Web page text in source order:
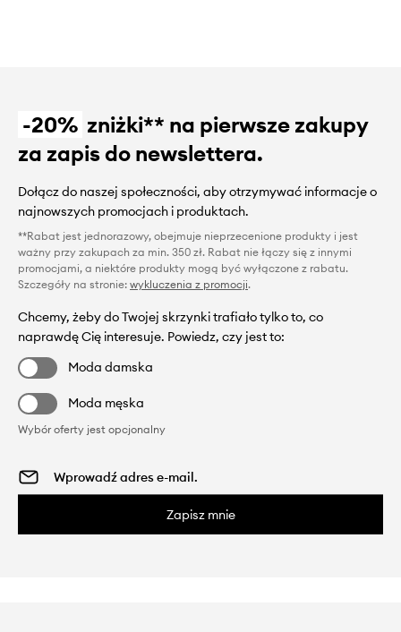
-20% zniżki** na pierwsze zakupy
za zapis do newslettera.
Dołącz do naszej społeczności, aby otrzymywać informacje o
najnowszych promocjach i produktach.
**Rabat jest jednorazowy, obejmuje nieprzecenione produkty i jest
ważny przy zakupach za min. 350 zł. Rabat nie łączy się z innymi
promocjami, a niektóre produkty mogą być wyłączone z rabatu.
Szczegóły na stronie: wykluczenia z promocji.
Chcemy, żeby do Twojej skrzynki trafiało tylko to, co
naprawdę Cię interesuje. Powiedz, czy jest to:
Moda damska
Moda męska
Wybór oferty jest opcjonalny
Zapisz mnie